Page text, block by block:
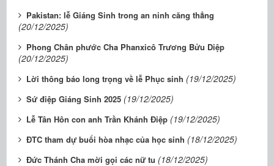
Pakistan: lễ Giáng Sinh trong an ninh căng thẳng
(20/12/2025)
Phong Chân phước Cha Phanxicô Trương Bửu Diệp
(20/12/2025)
Lời thông báo long trọng về lễ Phục sinh (19/12/2025)
Sứ điệp Giáng Sinh 2025 (19/12/2025)
Lễ Tân Hôn con anh Trần Khánh Điệp (19/12/2025)
ĐTC tham dự buổi hòa nhạc của học sinh (18/12/2025)
Đức Thánh Cha mời gọi các nữ tu (18/12/2025)